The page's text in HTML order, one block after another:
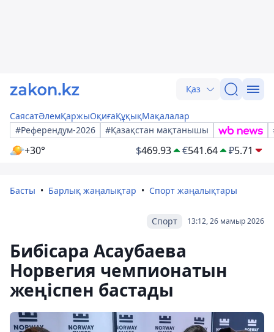
Қаз
СаясатӘлемҚаржыОқиғаҚұқықМақалалар
#Референдум-2026
#Қазақстан мақтанышы
+30° $469.93 €541.64 ₽5.71
Басты Барлық жаңалықтар Спорт жаңалықтары
13:12, 26 мамыр 2026
Спорт
Бибісара Асаубаева
Норвегия чемпионатын
жеңіспен бастады